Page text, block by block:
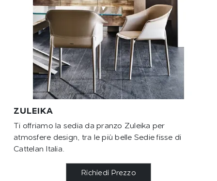
ZULEIKA
Ti offriamo la sedia da pranzo Zuleika per
atmosfere design, tra le più belle Sedie fisse di
Cattelan Italia.
Richiedi Prezzo